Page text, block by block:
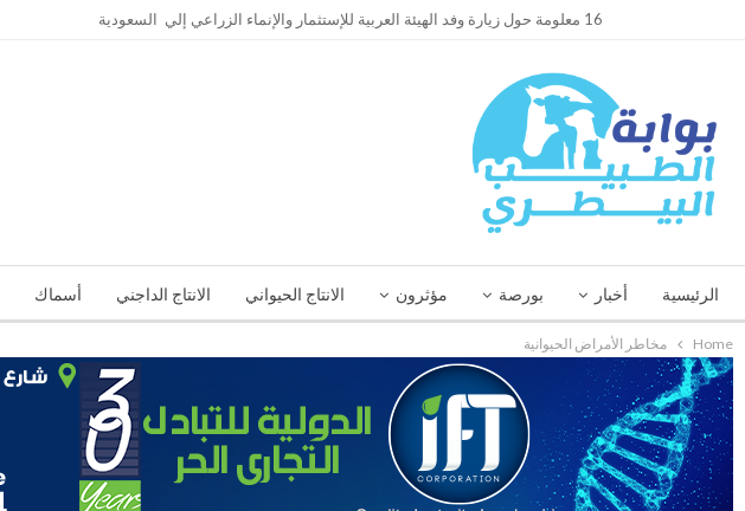
16 معلومة حول زيارة وفد الهيئة العربية للإستثمار والإنماء الزراعي إلي السعودية
الرئيسية أخبار بورصة مؤثرون الانتاج الحيواني الانتاج الداجني أسماك
Home مخاطر الأمراض الحيوانية